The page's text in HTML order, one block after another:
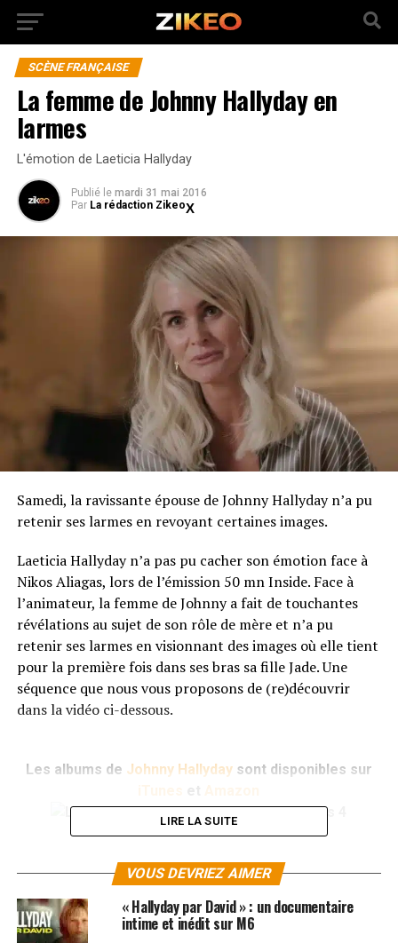
SCÈNE FRANÇAISE
La femme de Johnny Hallyday en
larmes
L'émotion de Laeticia Hallyday
Publié le mardi 31 mai 2016
Par La rédaction Zikeo
Samedi, la ravissante épouse de Johnny Hallyday n’a pu
retenir ses larmes en revoyant certaines images.
Laeticia Hallyday n’a pas pu cacher son émotion face à
Nikos Aliagas, lors de l’émission 50 mn Inside. Face à
l’animateur, la femme de Johnny a fait de touchantes
révélations au sujet de son rôle de mère et n’a pu
retenir ses larmes en visionnant des images où elle tient
pour la première fois dans ses bras sa fille Jade. Une
séquence que nous vous proposons de (re)découvrir
dans la vidéo ci-dessous.
Les albums de Johnny Hallydaysont disponibles sur
LIRE LA SUITE
VOUS DEVRIEZ AIMER
« Hallyday par David » : un documentaire
intime et inédit sur M6